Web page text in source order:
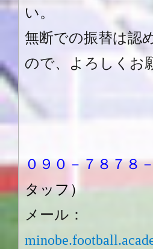
い。
無断での振替は認
ので、よろしくお
０９０－７８７８
タッフ）
メール：